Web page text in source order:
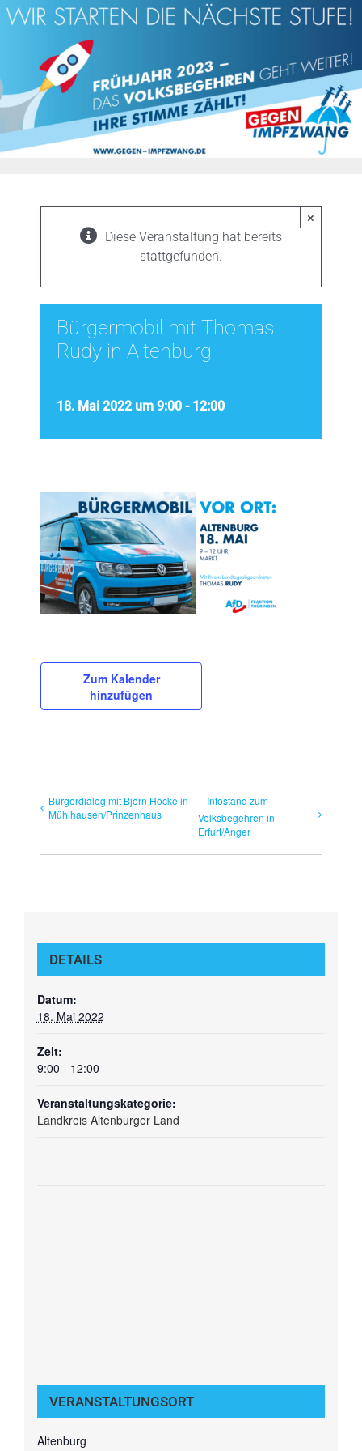
Zum
Inhalt
×
Diese Veranstaltung hat bereits
stattgefunden.
Bürgermobil mit Thomas
Rudy in Altenburg
18. Mai 2022 um 9:00 - 12:00
Zum Kalender
hinzufügen
Bürgerdialog mit Björn Höcke in
Mühlhausen/Prinzenhaus
Infostand zum
Volksbegehren in
Erfurt/Anger
DETAILS
Datum:
18. Mai 2022
Zeit:
9:00 - 12:00
Veranstaltungskategorie:
Landkreis Altenburger Land
VERANSTALTUNGSORT
Altenburg